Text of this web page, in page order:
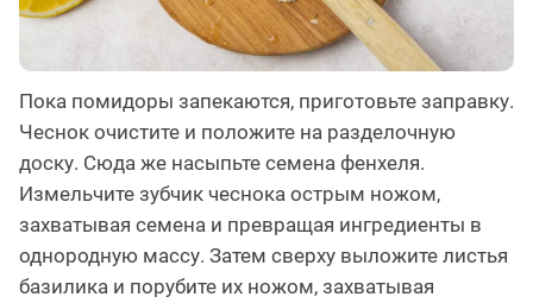
Пока помидоры запекаются, приготовьте заправку.
Чеснок очистите и положите на разделочную
доску. Сюда же насыпьте семена фенхеля.
Измельчите зубчик чеснока острым ножом,
захватывая семена и превращая ингредиенты в
однородную массу. Затем сверху выложите листья
базилика и порубите их ножом, захватывая